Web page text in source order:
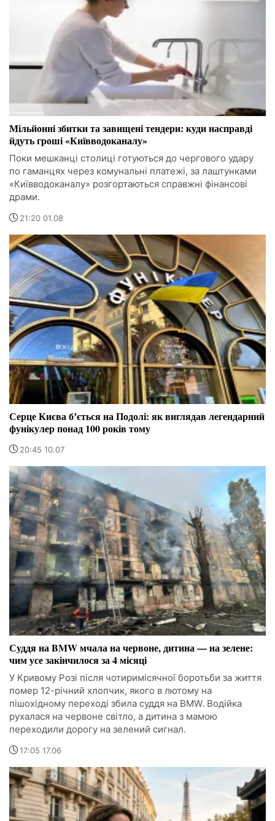
Мільйонні збитки та завищені тендери: куди насправді
йдуть гроші «Київводоканалу»
Поки мешканці столиці готуються до чергового удару
по гаманцях через комунальні платежі, за лаштунками
«Київводоканалу» розгортаються справжні фінансові
драми.
21:20 01.08
Серце Києва бʼється на Подолі: як виглядав легендарний
фунікулер понад 100 років тому
20:45 10.07
Суддя на BMW мчала на червоне, дитина — на зелене:
чим усе закінчилося за 4 місяці
У Кривому Розі після чотиримісячної боротьби за життя
помер 12-річний хлопчик, якого в лютому на
пішохідному переході збила суддя на BMW. Водійка
рухалася на червоне світло, а дитина з мамою
переходили дорогу на зелений сигнал.
17:05 17.06